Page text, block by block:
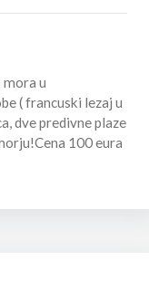
mora u
( francuski lezaj u
dve predivne plaze
100 eura